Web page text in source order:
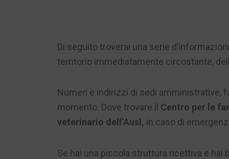
Di seguito troverai una serie
territorio immediatamente circostante,
Numeri e indirizzi di sedi amministrative,
momento. Dove trovare il Centro per le
veterinario dell’Ausl, in caso di
Se hai una piccola struttura ricettiva e